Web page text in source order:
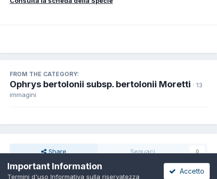
FROM THE CATEGORY:
Ophrys bertolonii subsp. bertolonii Moretti · 13
immagini
Share Seguaci 0
Important Information
Termini d'uso Informativa sulla riservatezza
Accetto